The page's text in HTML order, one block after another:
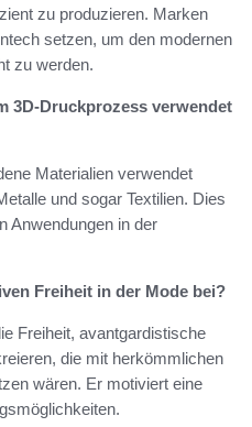
zu produzieren. Marken
setzen, um den modernen
zu werden.
3D-Druckprozess verwendet
Materialien verwendet
und sogar Textilien. Dies
Anwendungen in der
Freiheit in der Mode bei?
Freiheit, avantgardistische
die mit herkömmlichen
wären. Er motiviert eine